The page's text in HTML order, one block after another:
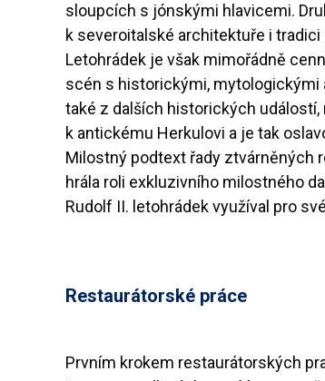
sloupcích s jónskými hlavicemi.
k severoitalské architektuře i
Letohrádek je však mimořádně
scén s historickými, mytologickými
také z dalších historických událostí,
k antickému Herkulovi a je tak
Milostný podtext řady ztvárněných
hrála roli exkluzivního milostného
Rudolf II. letohrádek využíval pro
Restaurátorské práce
Prvním krokem restaurátorských